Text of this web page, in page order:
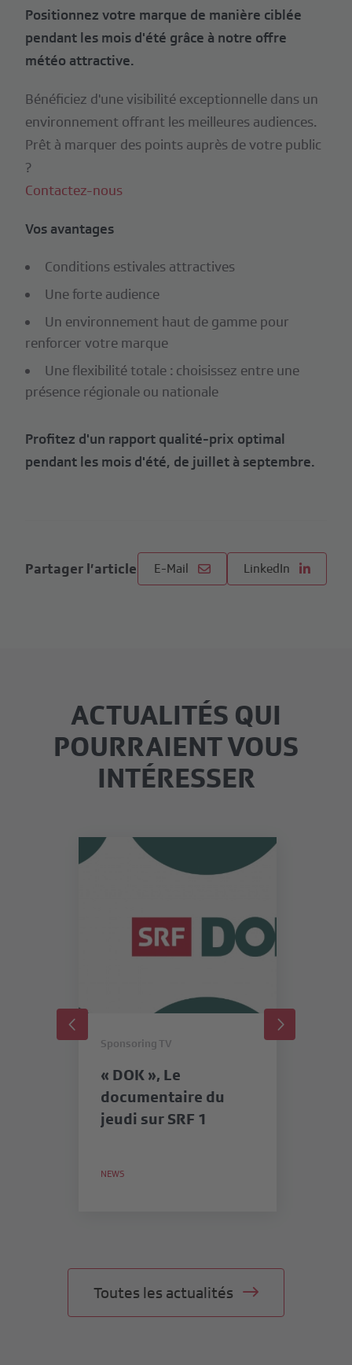
Positionnez votre marque de manière ciblée
pendant les mois d'été grâce à notre offre
météo attractive.
Bénéficiez d'une visibilité exceptionnelle dans un
environnement offrant les meilleures audiences.
Prêt à marquer des points auprès de votre public
?
Contactez-nous
Vos avantages
Conditions estivales attractives
Une forte audience
Un environnement haut de gamme pour
renforcer votre marque
Une flexibilité totale : choisissez entre une
présence régionale ou nationale
Profitez d'un rapport qualité-prix optimal
pendant les mois d'été, de juillet à septembre.
Partager l’article E-Mail LinkedIn
ACTUALITÉS QUI
POURRAIENT VOUS
INTÉRESSER
Sponsoring TV
« DOK », Le
documentaire du
jeudi sur SRF 1
NEWS
Toutes les actualités